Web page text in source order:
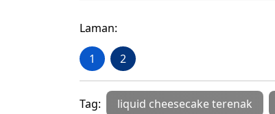
Laman:
1 2
Tag: liquid cheesecake terenak